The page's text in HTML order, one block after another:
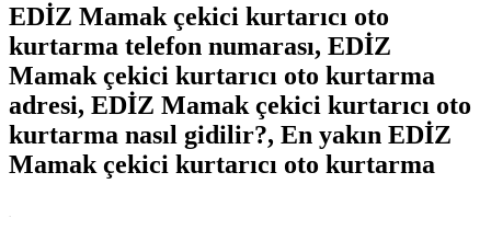
EDİZ Mamak çekici kurtarıcı oto
kurtarma telefon numarası, EDİZ
Mamak çekici kurtarıcı oto kurtarma
adresi, EDİZ Mamak çekici kurtarıcı oto
kurtarma nasıl gidilir?, En yakın EDİZ
Mamak çekici kurtarıcı oto kurtarma